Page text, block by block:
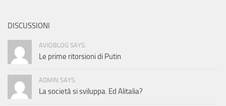
DISCUSSIONI
AVIOBLOG SAYS:
Le prime ritorsioni di Putin
ADMIN SAYS:
La società si sviluppa. Ed Alitalia?